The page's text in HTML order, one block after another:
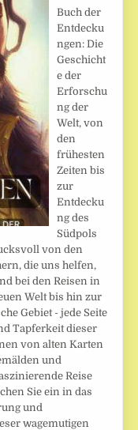
Buch der
Entdecku
ngen: Die
Geschicht
e der
Erforschu
ng der
Welt, von
den
frühesten
Zeiten bis
zur
Entdecku
ng des
Südpols
von den
die uns helfen,
bei den Reisen in
Welt bis hin zur
Gebiet - jede Seite
Tapferkeit dieser
von alten Karten
und
Reise
Sie ein in das
und
wagemutigen